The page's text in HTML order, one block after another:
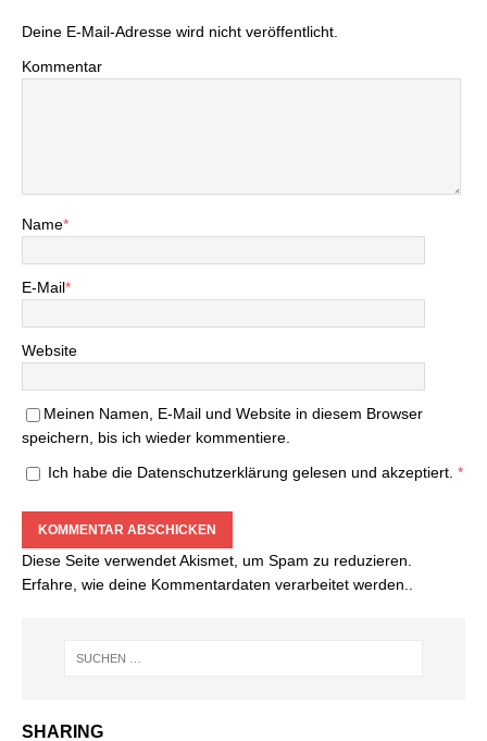
Deine E-Mail-Adresse wird nicht veröffentlicht.
Kommentar
Name*
E-Mail*
Website
Meinen Namen, E-Mail und Website in diesem Browser
speichern, bis ich wieder kommentiere.
Ich habe die Datenschutzerklärung gelesen und akzeptiert. *
Diese Seite verwendet Akismet, um Spam zu reduzieren.
Erfahre, wie deine Kommentardaten verarbeitet werden.
SHARING